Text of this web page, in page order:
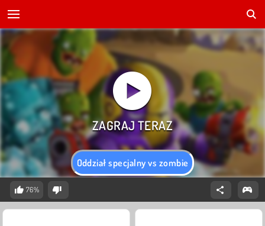
Oddział specjalny vs zombie
76%